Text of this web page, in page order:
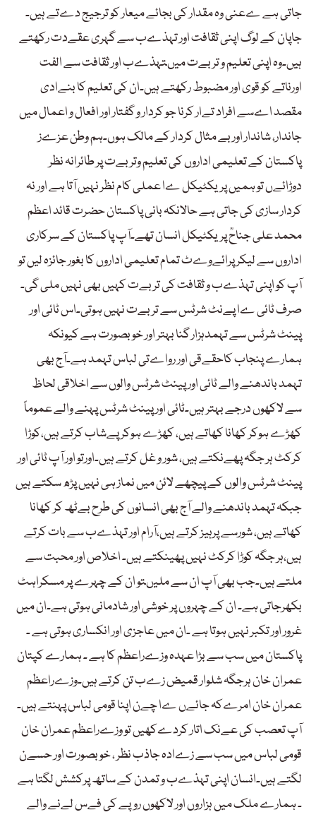
جاتی ہے ےعنی وہ مقدار کی بجائے میعار کو ترجیج دےتے ہیں۔
جاپان کے لوگ اپنی ثقافت اور تہذےب سے گہری عقےدت رکھتے
ہیں۔وہ اپنی تعلیم و تربےت میںتہذےب اور ثقافت سے الفت
اورناتے کو قوی اور مضبوط رکھتے ہیں۔ان کی تعلیم کا بنےادی
مقصد اےسے افراد تےار کرنا جو کردار و گفتار اور افعال و اعمال میں
جاندار، شاندار اوربے مثال کردار کے مالک ہوں۔ہم وطن عزےز
پاکستان کے تعلیمی اداروں کی تعلیم وتربےت پر طائرانہ نظر
دوڑائےں تو ہمیں پریکٹیکل ےا عملی کام نظر نہیں آتا ہے اور نہ
کردار سازی کی جاتی ہے حالانکہ بانی پاکستان حضرت قائد اعظم
محمد علی جناحؒ پریکٹیکل انسان تھے۔آپ پاکستان کے سرکاری
اداروں سے لیکر پرائےوےٹ تمام تعلیمی اداروں کا بغور جائزہ لیں تو
آپ کو اپنی تہذےب و ثقافت کی تربےت کہیں بھی نہیں ملی گی۔
صرف ٹائی ےا پےنٹ شرٹس سے تربےت نہیں ہوتی۔اس ٹائی اور
پینٹ شرٹس سے تہمدہزار گنا بہتر اور خوبصورت ہے کیونکہ
ہمارے پنجاب کاحقےقی اور رواےتی لباس تہمد ہے۔آج بھی
تہمد باندھنے والے ٹائی اور پینٹ شرٹس والوں سے اخلاقی لحاظ
سے لاکھوں درجے بہتر ہیں۔ٹائی اور پینٹ شرٹس پہنے والے عموماً
کھڑے ہوکر کھانا کھاتے ہیں، کھڑے ہوکر پےشاب کرتے ہیں،کوڑا
کرکٹ ہر جگہ پھےنکتے ہیں، شور و غل کرتے ہیں۔اورتو اور آپ ٹائی اور
پینٹ شرٹس والوں کے پیچھے لائن میں نماز ہی نہیں پڑھ سکتے ہیں
جبکہ تہمد باندھنے والے آج بھی انسانوں کی طرح بےٹھ کر کھانا
کھاتے ہیں، شورسے پرہیز کرتے ہیں،آرام اور تہذےب سے بات کرتے
ہیں،ہر جگہ کوڑا کرکٹ نہیں پھینکتے ہیں۔ اخلاص اور محبت سے
ملتے ہیں۔جب بھی آپ ان سے ملیںتو ان کے چہرے پر مسکراہٹ
بکھرجاتی ہے۔ ان کے چہروں پر خوشی اور شادمانی ہوتی ہے۔ان میں
غرور اور تکبر نہیں ہوتا ہے ۔ان میں عاجزی اور انکساری ہوتی ہے ۔
پاکستان میں سب سے بڑا عہدہ وزےراعظم کا ہے ۔ ہمارے کپتان
عمران خان ہرجگہ شلوار قمیض زےب تن کرتے ہیں۔وزےراعظم
عمران خان امرےکہ جائےں ےا چےن اپنا قومی لباس پہنتے ہیں۔
آپ تعصب کی عےنک اتار کردےکھیں تو وزےراعظم عمران خان
قومی لباس میں سب سے زےادہ جاذب نظر ، خوبصورت اور حسےن
لگتے ہیں۔انسان اپنی تہذےب و تمدن کے ساتھ پرکشش لگتا ہے
۔ ہمارے ملک میں ہزاروں اور لاکھوں روپے کی فےس لےنے والے